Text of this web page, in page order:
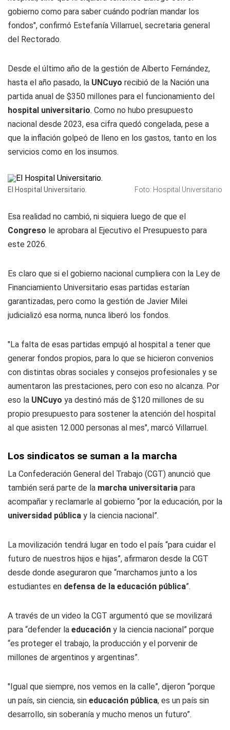
gobierno como para saber cuándo podrían mandar los
fondos", confirmó Estefanía Villarruel, secretaria general
del Rectorado.
Desde el último año de la gestión de Alberto Fernández,
hasta el año pasado, la UNCuyo recibió de la Nación una
partida anual de $350 millones para el funcionamiento del
hospital universitario. Como no hubo presupuesto
nacional desde 2023, esa cifra quedó congelada, pese a
que la inflación golpeó de lleno en los gastos, tanto en los
servicios como en los insumos.
El Hospital Universitario. Foto: Hospital Universitario
Esa realidad no cambió, ni siquiera luego de que el
Congreso le aprobara al Ejecutivo el Presupuesto para
este 2026.
Es claro que si el gobierno nacional cumpliera con la Ley de
Financiamiento Universitario esas partidas estarían
garantizadas, pero como la gestión de Javier Milei
judicializó esa norma, nunca liberó los fondos.
"La falta de esas partidas empujó al hospital a tener que
generar fondos propios, para lo que se hicieron convenios
con distintas obras sociales y consejos profesionales y se
aumentaron las prestaciones, pero con eso no alcanza. Por
eso la UNCuyo ya destinó más de $120 millones de su
propio presupuesto para sostener la atención del hospital
al que asisten 12.000 personas al mes", marcó Villarruel.
Los sindicatos se suman a la marcha
La Confederación General del Trabajo (CGT) anunció que
también será parte de la marcha universitaria para
acompañar y reclamarle al gobierno “por la educación, por la
universidad pública y la ciencia nacional”.
La movilización tendrá lugar en todo el país “para cuidar el
futuro de nuestros hijos e hijas”, afirmaron desde la CGT
desde donde aseguraron que “marchamos junto a los
estudiantes en defensa de la educación pública”.
A través de un video la CGT argumentó que se movilizará
para “defender la educación y la ciencia nacional” porque
“es proteger el trabajo, la producción y el porvenir de
millones de argentinos y argentinas”.
"Igual que siempre, nos vemos en la calle”, dijeron “porque
un país, sin ciencia, sin educación pública, es un país sin
desarrollo, sin soberanía y mucho menos un futuro”.